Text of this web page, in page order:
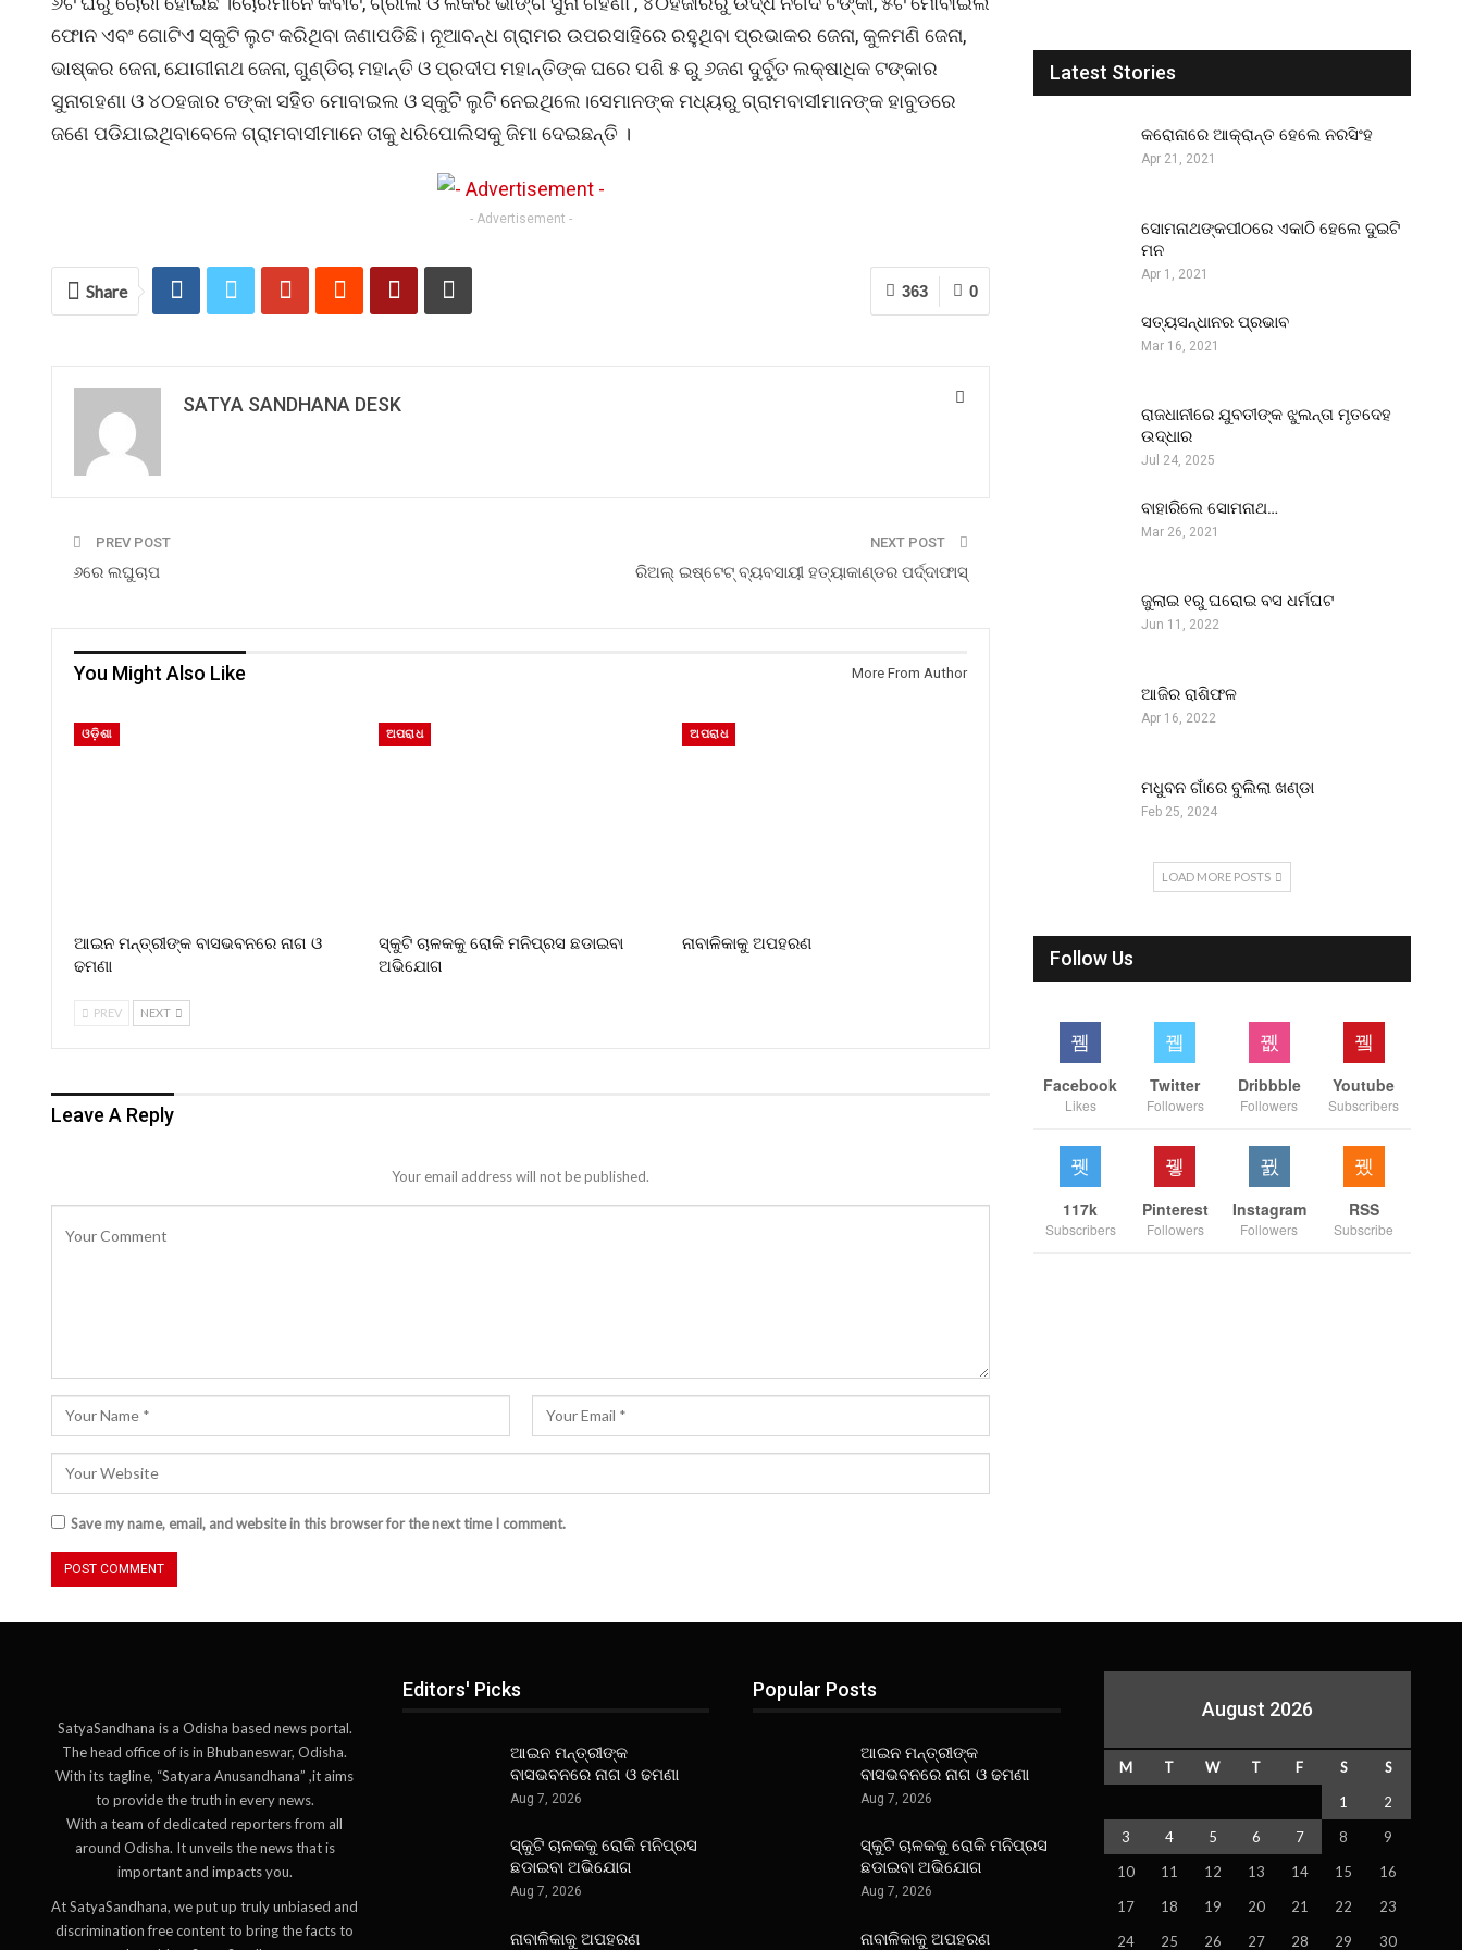
ଫୋନ ଏବଂ ଗୋଟିଏ ସ୍କୁଟି ଲୁଟ କରିଥିବା ଜଣାପଡିଛି। ନୂଆବନ୍ଧ ଗ୍ରାମର ଉପରସାହିରେ ରହୁଥିବା ପ୍ରଭାକର ଜେନା, କୁଳମଣି ଜେନା,
ଭାଷ୍କର ଜେନା, ଯୋଗୀନାଥ ଜେନା, ଗୁଣ୍ଡିଚା ମହାନ୍ତି ଓ ପ୍ରଦୀପ ମହାନ୍ତିଙ୍କ ଘରେ ପଶି ୫ ରୁ ୬ଜଣ ଦୁର୍ବୁତ ଲକ୍ଷାଧିକ ଟଙ୍କାର
ସୁନାଗହଣା ଓ ୪୦ହଜାର ଟଙ୍କା ସହିତ ମୋବାଇଲ ଓ ସ୍କୁଟି ଲୁଟି ନେଇଥିଲେ।ସେମାନଙ୍କ ମଧ୍ୟରୁ ଗ୍ରାମବାସୀମାନଙ୍କ ହାବୁଡରେ
ଜଣେ ପଡିଯାଇଥିବାବେଳେ ଗ୍ରାମବାସୀମାନେ ତାକୁ ଧରିପୋଲିସକୁ ଜିମା ଦେଇଛନ୍ତି ।
- Advertisement -
0
363
Share
SATYA SANDHANA DESK
PREV POST
୬ରେ ଲଘୁଚାପ
NEXT POST
ରିଅଲ୍ ଇଷ୍ଟେଟ୍ ବ୍ୟବସାୟୀ ହତ୍ୟାକାଣ୍ଡର ପର୍ଦ୍ଦାଫାସ୍
You Might Also Like More From Author
ଓଡ଼ିଶା
ଆଇନ ମନ୍ତ୍ରୀଙ୍କ ବାସଭବନରେ ନାଗ ଓ
ଢମଣା
ଅପରାଧ
ସ୍କୁଟି ଚାଳକକୁ ରୋକି ମନିପ୍ରସ ଛଡାଇବା
ଅଭିଯୋଗ
ଅପରାଧ
ନାବାଳିକାକୁ ଅପହରଣ
PREV NEXT
Leave A Reply
Your email address will not be published.
Save my name, email, and website in this browser for the next time I comment.
Latest Stories
କରୋନାରେ ଆକ୍ରାନ୍ତ ହେଲେ ନରସିଂହ
Apr 21, 2021
ସୋମନାଥଙ୍କପୀଠରେ ଏକାଠି ହେଲେ ଦୁଇଟି
ମନ
Apr 1, 2021
ସତ୍ୟସନ୍ଧାନର ପ୍ରଭାବ
Mar 16, 2021
ରାଜଧାନୀରେ ଯୁବତୀଙ୍କ ଝୁଲନ୍ତା ମୃତଦେହ
ଉଦ୍ଧାର
Jul 24, 2025
ବାହାରିଲେ ସୋମନାଥ…
Mar 26, 2021
ଜୁଲାଇ ୧ରୁ ଘରୋଇ ବସ ଧର୍ମଘଟ
Jun 11, 2022
ଆଜିର ରାଶିଫଳ
Apr 16, 2022
ମଧୁବନ ଗାଁରେ ବୁଲିଲା ଖଣ୍ଡା
Feb 25, 2024
LOAD MORE POSTS
Follow Us
Facebook
Likes
Twitter
Followers
Dribbble
Followers
Youtube
Subscribers
117k
Subscribers
Pinterest
Followers
Instagram
Followers
RSS
Subscribe
SatyaSandhana is a Odisha based news portal.
The head office of is in Bhubaneswar, Odisha.
With its tagline, “Satyara Anusandhana” ,it aims
to provide the truth in every news.
With a team of dedicated reporters from all
around Odisha. It unveils the news that is
important and impacts you.
At SatyaSandhana, we put up truly unbiased and
discrimination free content to bring the facts to
Editors' Picks
ଆଇନ ମନ୍ତ୍ରୀଙ୍କ
ବାସଭବନରେ ନାଗ ଓ ଢମଣା
Aug 7, 2026
ସ୍କୁଟି ଚାଳକକୁ ରୋକି ମନିପ୍ରସ
ଛଡାଇବା ଅଭିଯୋଗ
Aug 7, 2026
ନାବାଳିକାକୁ ଅପହରଣ
Popular Posts
ଆଇନ ମନ୍ତ୍ରୀଙ୍କ
ବାସଭବନରେ ନାଗ ଓ ଢମଣା
Aug 7, 2026
ସ୍କୁଟି ଚାଳକକୁ ରୋକି ମନିପ୍ରସ
ଛଡାଇବା ଅଭିଯୋଗ
Aug 7, 2026
ନାବାଳିକାକୁ ଅପହରଣ
August 2026
M T W T F S
S
1
2
3
4 5 6 7 8
9
10
11 12 13 14 15
16
17
18 19 20 21 22
23
24
25 26 27 28 29 30